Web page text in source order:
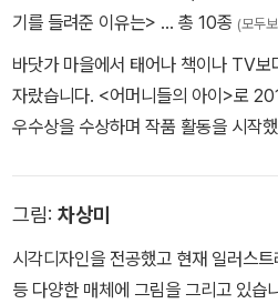
기를 들려준 이유는> … 총 10종 (모두
바닷가 마을에서 태어나 책이나 TV보
자랐습니다. <어머니들의 아이>로
우수상을 수상하며 작품 활동을 시작
를 씁니다.
그림: 차상미
시각디자인을 전공했고 현재 일러스
등 다양한 매체에 그림을 그리고 있습